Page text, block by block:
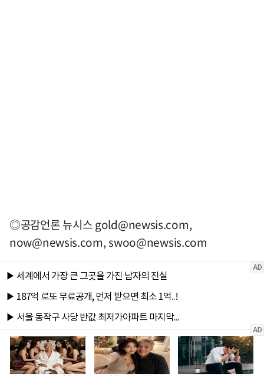
◎공감언론 뉴시스gold@newsis.com,
now@newsis.com,swoo@newsis.com